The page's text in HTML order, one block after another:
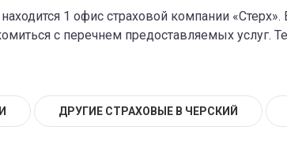
1 офис страховой компании
с перечнем предоставляемых услуг.
ДРУГИЕ СТРАХОВЫЕ В ЧЕРСКИЙ